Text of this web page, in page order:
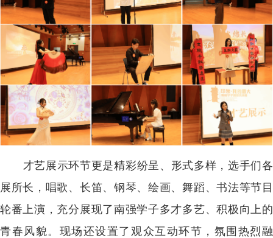
才艺展示环节更是精彩纷呈、形式多样，选手们各
展所长，唱歌、长笛、钢琴、绘画、舞蹈、书法等节目
轮番上演，充分展现了南强学子多才多艺、积极向上的
青春风貌。现场还设置了观众互动环节，氛围热烈融